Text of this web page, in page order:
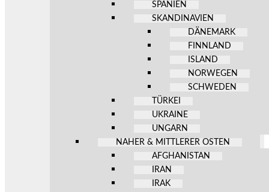
SPANIEN
SKANDINAVIEN
DÄNEMARK
FINNLAND
ISLAND
NORWEGEN
SCHWEDEN
TÜRKEI
UKRAINE
UNGARN
NAHER & MITTLERER OSTEN
AFGHANISTAN
IRAN
IRAK